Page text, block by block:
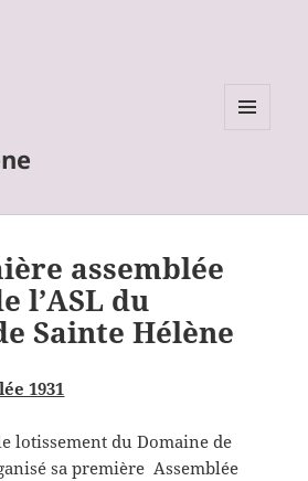
assemblée
l’ASL du
Sainte Hélène
1931
lotissement du Domaine de
sa première Assemblée